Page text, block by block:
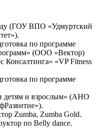
(ГОУ ВПО «Удмуртский
по программе
(ООО «Вектор)
Консалтинга» «VP Fitness
по программе
детям и взрослым» (АНО
Zumba, Zumba Gold.
по Belly dance.